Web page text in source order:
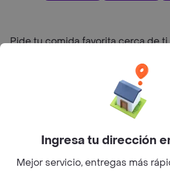
Pide tu comida favorita cerca de ti
Sobre RappiIngresa tu dirección
Mejor servicio, entregas más